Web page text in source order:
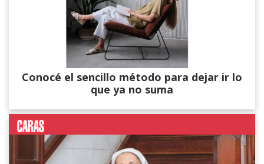
Conocé el sencillo método para dejar ir lo
que ya no suma